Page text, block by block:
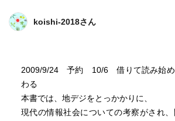
koishi-2018さん
2009/9/24 予約 10/6 借りて読み始
わる
本書では、地デジをとっかかりに、
現代の情報社会についての考察がされ